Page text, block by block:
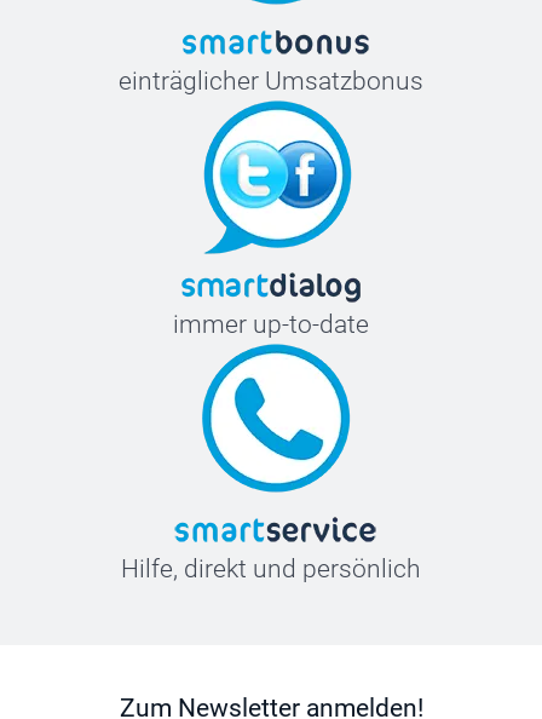
einträglicher Umsatzbonus
immer up-to-date
Hilfe, direkt und persönlich
Zum Newsletter anmelden!